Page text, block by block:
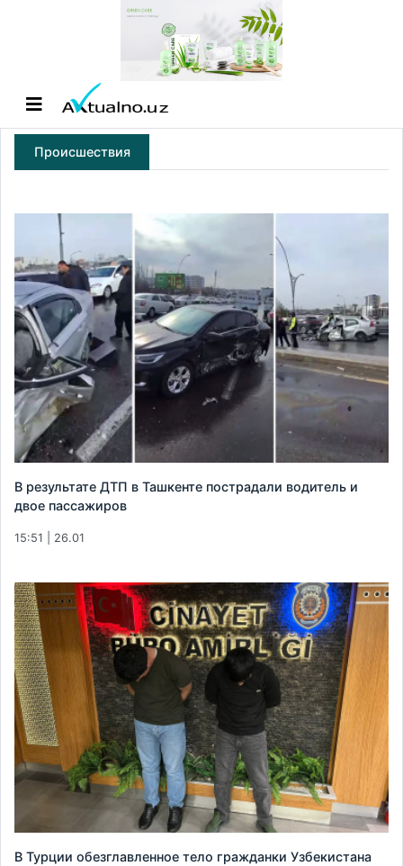
Происшествия
В результате ДТП в Ташкенте пострадали водитель и
двое пассажиров
15:51 | 26.01
В Турции обезглавленное тело гражданки Узбекистана